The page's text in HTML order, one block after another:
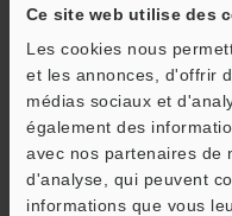
Ce site web utilise des
Les cookies nous
et les annonces, d'offrir
médias sociaux et
également des
avec nos partenaires de
d'analyse, qui peuvent
informations que vous